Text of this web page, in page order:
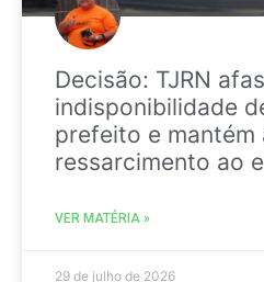
Decisão: TJRN
indisponibilidade
prefeito e mantém
ressarcimento ao
VER MATÉRIA »
29 de julho de 2026